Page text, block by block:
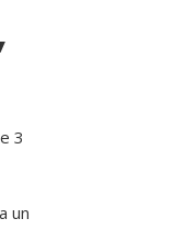
3
un